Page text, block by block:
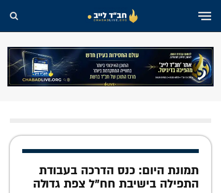
תמונת היום: כנס הדרכה בעבודת
התפילה בישיבת חח"ל צפת גדולה